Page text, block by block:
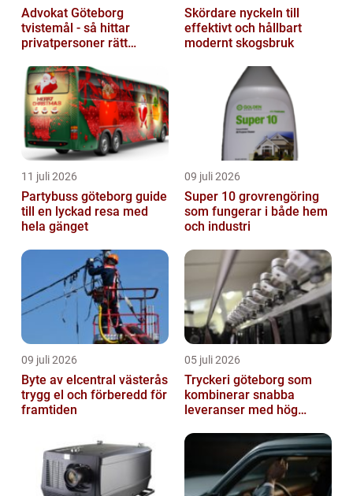
Advokat Göteborg
tvistemål - så hittar
privatpersoner rätt
Skördare nyckeln till
effektivt och hållbart
modernt skogsbruk
11 juli 2026
Partybuss göteborg guide
till en lyckad resa med
hela gänget
09 juli 2026
Super 10 grovrengöring
som fungerar i både hem
och industri
09 juli 2026
Byte av elcentral västerås
trygg el och förberedd för
framtiden
05 juli 2026
Tryckeri göteborg som
kombinerar snabba
leveranser med hög